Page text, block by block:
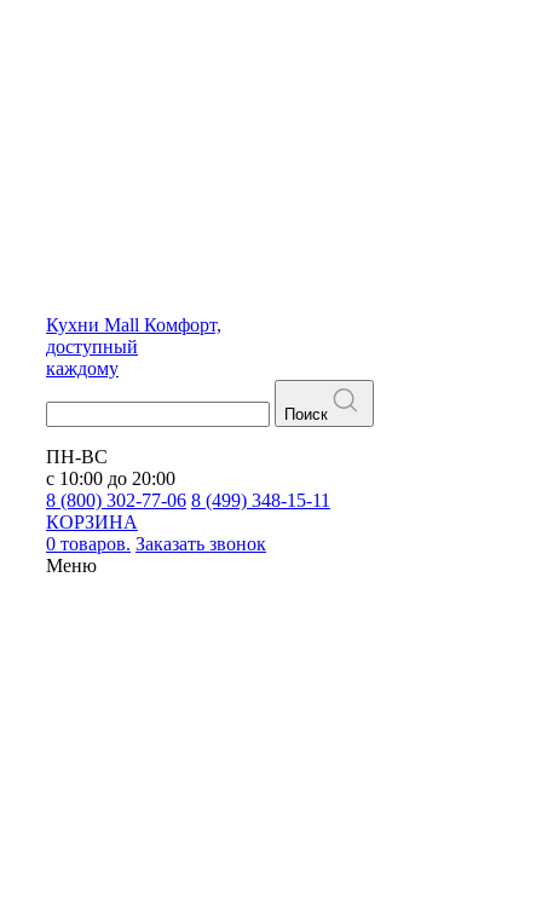
Кухни Mall Комфорт,
доступный
каждому
Поиск
ПН-ВС
с 10:00 до 20:00
8 (800) 302-77-06 8 (499) 348-15-11
КОРЗИНА
0 товаров. Заказать звонок
Меню